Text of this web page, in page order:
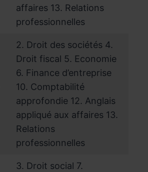
affaires 13. Relations
professionnelles
2. Droit des sociétés 4.
Droit fiscal 5. Economie
6. Finance d’entreprise
10. Comptabilité
approfondie 12. Anglais
appliqué aux affaires 13.
Relations
professionnelles
3. Droit social 7.